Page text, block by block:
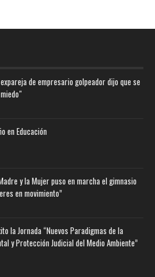
de empresario golpeador dijo que se
en Educación
y la Mujer puso en marcha el gimnasio
en movimiento”
la Jornada “Nuevos Paradigmas de la
y Protección Judicial del Medio Ambiente”